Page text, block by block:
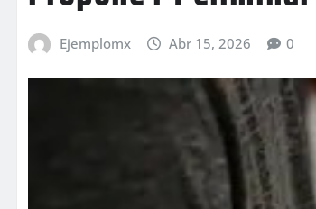
Ejemplomx Abr 15, 2026 0